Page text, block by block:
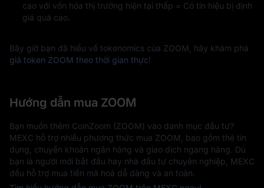
cao với vốn hóa thị trường hiện tại thấp = Có tín hiệu bị định
giá quá cao.
Bây giờ bạn đã hiểu về tokenomics của ZOOM, hãy khám phá
giá token ZOOM theo thời gian thực!
Hướng dẫn mua ZOOM
Bạn muốn thêm CoinZoom (ZOOM) vào danh mục đầu tư?
MEXC hỗ trợ nhiều phương thức mua ZOOM, bao gồm thẻ tín
dụng, chuyển khoản ngân hàng và giao dịch ngang hàng. Dù
bạn là người mới bắt đầu hay nhà đầu tư chuyên nghiệp, MEXC
đều hỗ trợ mua tiền mã hoá dễ dàng và an toàn.